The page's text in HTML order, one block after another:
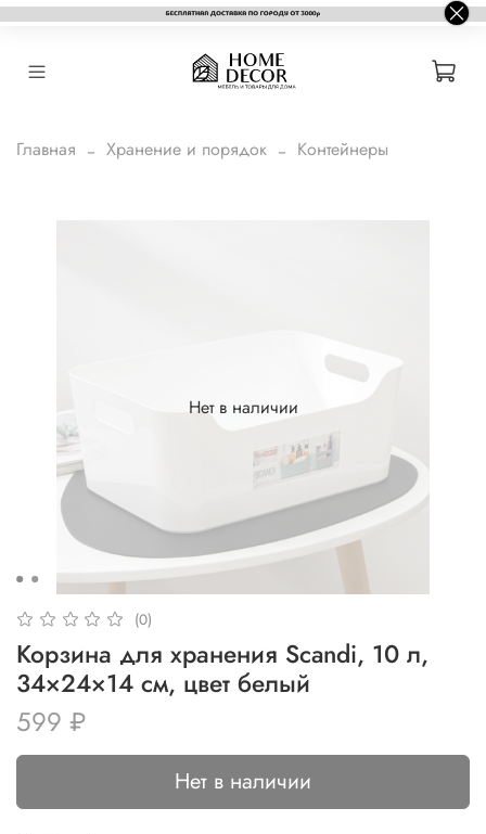
Главная Хранение и порядок Контейнеры
Нет в наличии
(0)
Корзина для хранения Scandi, 10 л,
34×24×14 см, цвет белый
599 ₽
Нет в наличии